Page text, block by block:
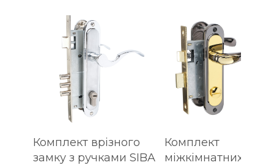
Комплект врізного
замку з ручками SIBA
Комплект
міжкімнатних